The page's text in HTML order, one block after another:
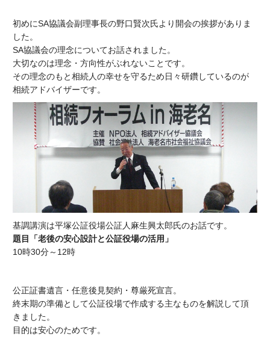
初めにSA協議会副理事長の野口賢次氏より開会の挨拶がありま
した。
SA協議会の理念についてお話されました。
大切なのは理念・方向性がぶれないことです。
その理念のもと相続人の幸せを守るため日々研鑽しているのが
相続アドバイザーです。
基調講演は平塚公証役場公証人麻生興太郎氏のお話です。
題目「老後の安心設計と公証役場の活用」
10時30分～12時
公正証書遺言・任意後見契約・尊厳死宣言。
終末期の準備として公証役場で作成する主なものを解説して頂
きました。
目的は安心のためです。